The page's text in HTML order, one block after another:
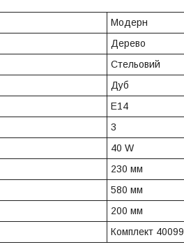
Модерн
Дерево
Стельовий
Дуб
E14
3
40 W
230 мм
580 мм
200 мм
Комплект 40099